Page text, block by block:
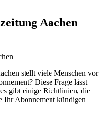
Aachen
stellt viele Menschen vor
Diese Frage lässt
gibt einige Richtlinien, die
Ihr Abonnement kündigen